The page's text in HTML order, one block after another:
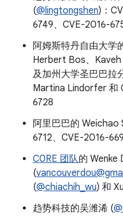
(@lingtongshen)：
6749、CVE-2016-
阿姆斯特丹自由大学
Herbert Bos、
及加州大学圣巴巴拉
Martina Lindorfer 和
6728
阿里巴巴的 Weichao
6712、CVE-2016-
C0RE 团队的 Wenke
(
(@chiachih_wu) 和
趋势科技的吴潍浠 (